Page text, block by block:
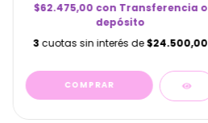
$62.475,00 con Transferencia o
depósito
3 cuotas sin interés de$24.500,00